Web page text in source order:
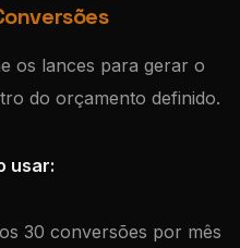
os lances para gerar o
do orçamento definido.
usar:
30 conversões por mês